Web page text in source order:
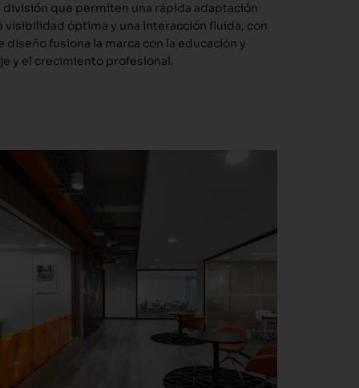
que permiten una rápida adaptación
visibilidad óptima y una interacción fluida, con
fusiona la marca con la educación y
y el crecimiento profesional.